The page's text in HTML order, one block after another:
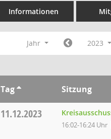
Informationen
Jahr 2023
Tag Sitzung
11.12.2023
16:02-16:24 Uhr